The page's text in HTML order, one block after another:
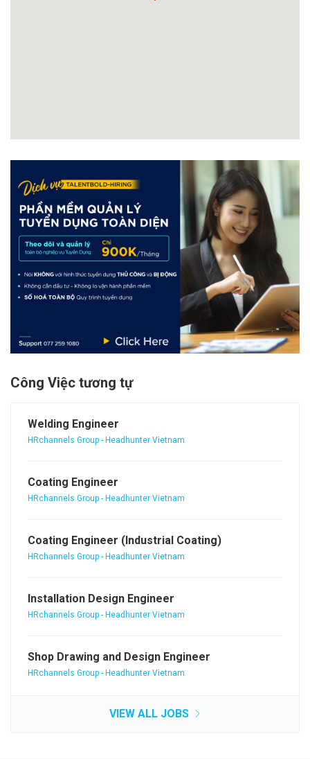
Công Việc tương tự
Welding Engineer
HRchannels Group - Headhunter Vietnam
Coating Engineer
HRchannels Group - Headhunter Vietnam
Coating Engineer (Industrial Coating)
HRchannels Group - Headhunter Vietnam
Installation Design Engineer
HRchannels Group - Headhunter Vietnam
Shop Drawing and Design Engineer
HRchannels Group - Headhunter Vietnam
VIEW ALL JOBS